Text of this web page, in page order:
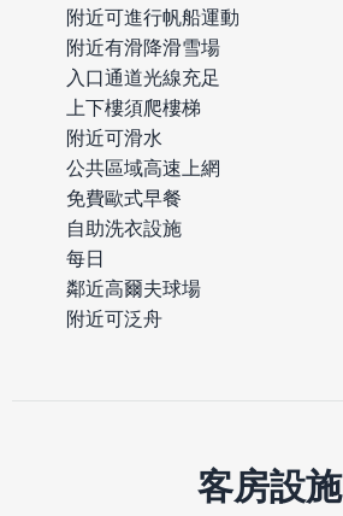
附近可進行帆船運動
附近有滑降滑雪場
入口通道光線充足
上下樓須爬樓梯
附近可滑水
公共區域高速上網
免費歐式早餐
自助洗衣設施
每日
鄰近高爾夫球場
附近可泛舟
客房設施